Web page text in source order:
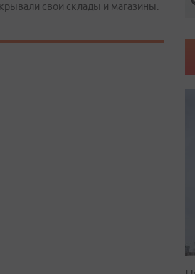
свои склады и магазины.